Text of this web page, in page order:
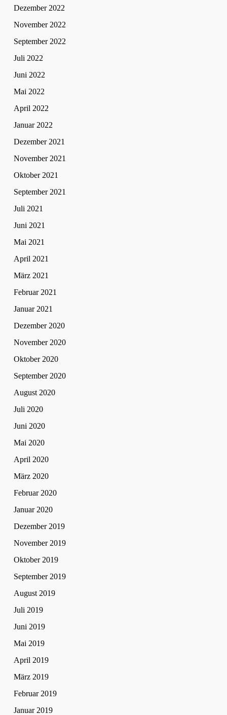
Dezember 2022
November 2022
September 2022
Juli 2022
Juni 2022
Mai 2022
April 2022
Januar 2022
Dezember 2021
November 2021
Oktober 2021
September 2021
Juli 2021
Juni 2021
Mai 2021
April 2021
März 2021
Februar 2021
Januar 2021
Dezember 2020
November 2020
Oktober 2020
September 2020
August 2020
Juli 2020
Juni 2020
Mai 2020
April 2020
März 2020
Februar 2020
Januar 2020
Dezember 2019
November 2019
Oktober 2019
September 2019
August 2019
Juli 2019
Juni 2019
Mai 2019
April 2019
März 2019
Februar 2019
Januar 2019